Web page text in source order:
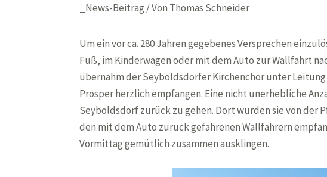
_News-Beitrag / Von Thomas Schneider
Um ein vor ca. 280 Jahren gegebenes Versprechen
Fuß, im Kinderwagen oder mit dem Auto zur Wallfahrt
übernahm der Seyboldsdorfer Kirchenchor unter
Prosper herzlich empfangen. Eine nicht unerhebliche
Seyboldsdorf zurück zu gehen. Dort wurden sie von
den mit dem Auto zurück gefahrenen Wallfahrern
Vormittag gemütlich zusammen ausklingen.